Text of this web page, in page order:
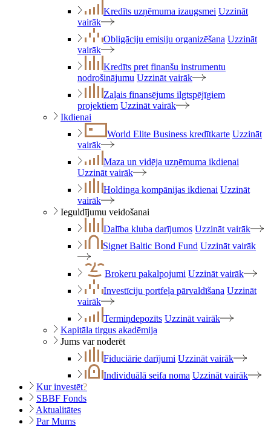
Kredīts uzņēmuma izaugsmei Uzzināt
vairāk
Obligāciju emisiju organizēšana Uzzināt
vairāk
Kredīts pret finanšu instrumentu
nodrošinājumu Uzzināt vairāk
Zaļais finansējums ilgtspējīgiem
projektiem Uzzināt vairāk
Ikdienai
World Elite Business kredītkarte Uzzināt
vairāk
Maza un vidēja uzņēmuma ikdienai
Uzzināt vairāk
Holdinga kompānijas ikdienai Uzzināt
vairāk
Ieguldījumu veidošanai
Dalība kluba darījumos Uzzināt vairāk
Signet Baltic Bond Fund Uzzināt vairāk
Brokeru pakalpojumi Uzzināt vairāk
Investīciju portfeļa pārvaldīšana Uzzināt
vairāk
Termiņdepozīts Uzzināt vairāk
Kapitāla tirgus akadēmija
Jums var noderēt
Fiduciārie darījumi Uzzināt vairāk
Individuālā seifa noma Uzzināt vairāk
Kur investēt?
SBBF Fonds
Aktualitātes
Par Mums